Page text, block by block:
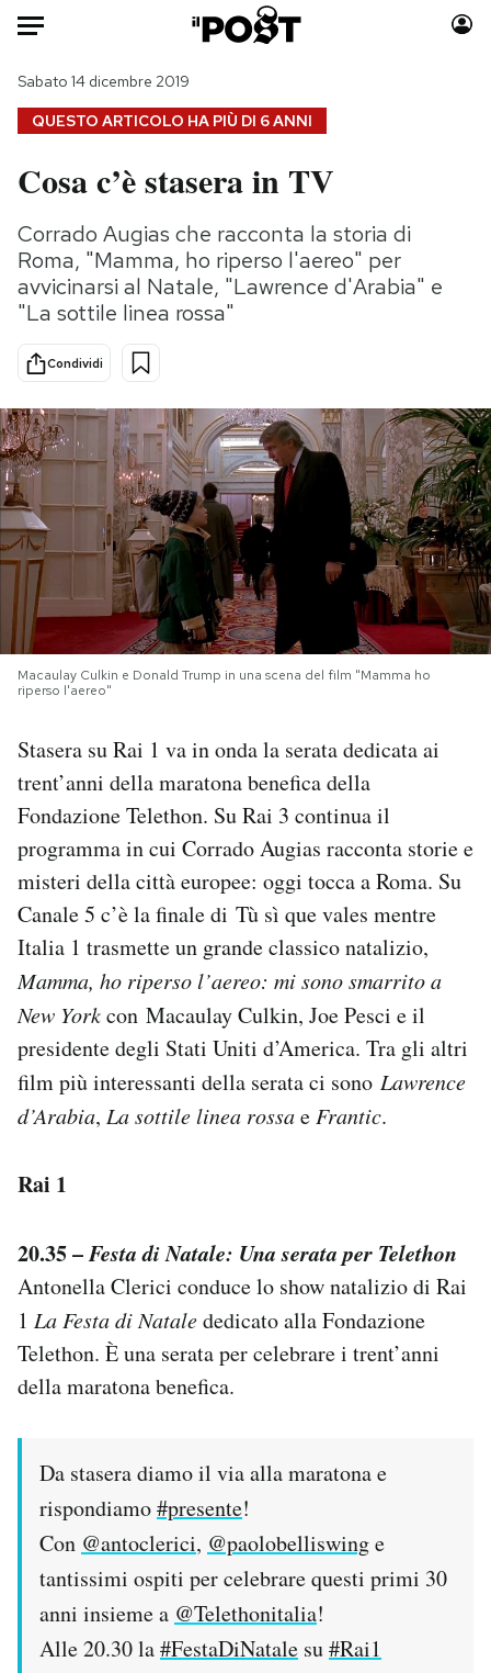
HOME
Italia
Politica
Tecnologia
Internet
Scienza
Cultura
Economia
Sport
Moda
Consumismi
Storie/Idee
Altrecose
Mondiali calcio 2026
PODCAST
NEWSLETTER
I MIEI PREFERITI
SHOP
CALENDARIO
AREA PERSONALE
Area Personale
Newsletter
Regala il Post
Hai bisogno di aiuto?
Esci
QUESTO ARTICOLO HA PIÙ DI 6 ANNI
Sabato 14 dicembre 2019
Cosa c’è stasera in TV
Corrado Augias che racconta la storia di
Roma, "Mamma, ho riperso l'aereo" per
avvicinarsi al Natale, "Lawrence d'Arabia" e
"La sottile linea rossa"
Condividi
Macaulay Culkin e Donald Trump in una scena del film "Mamma ho
riperso l'aereo"
Stasera su Rai 1 va in onda la serata dedicata ai
trent’anni della maratona benefica della
Fondazione Telethon. Su Rai 3 continua il
programma in cui Corrado Augias racconta storie e
misteri della città europee: oggi tocca a Roma. Su
Canale 5 c’è la finale di Tù sì que vales mentre
Italia 1 trasmette un grande classico natalizio,
Mamma, ho riperso l’aereo: mi sono smarrito a
New Yorkcon Macaulay Culkin, Joe Pesci e il
presidente degli Stati Uniti d’America. Tra gli altri
film più interessanti della serata ci sono Lawrence
d’Arabia, La sottile linea rossaeFrantic.
Rai 1
20.35 –Festa di Natale: Una serata per Telethon
Antonella Clerici conduce lo show natalizio di Rai
1 La Festa di Natalededicato alla Fondazione
Telethon. È una serata per celebrare i trent’anni
della maratona benefica.
Da stasera diamo il via alla maratona e
rispondiamo#presente!
Con @antoclerici, @paolobelliswinge
tantissimi ospiti per celebrare questi primi 30
anni insieme a @Telethonitalia!
Alle 20.30 la#FestaDiNatale su#Rai1